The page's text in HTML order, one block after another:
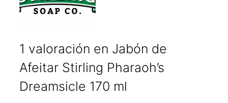
1 valoración en Jabón de
Afeitar Stirling Pharaoh’s
Dreamsicle 170 ml